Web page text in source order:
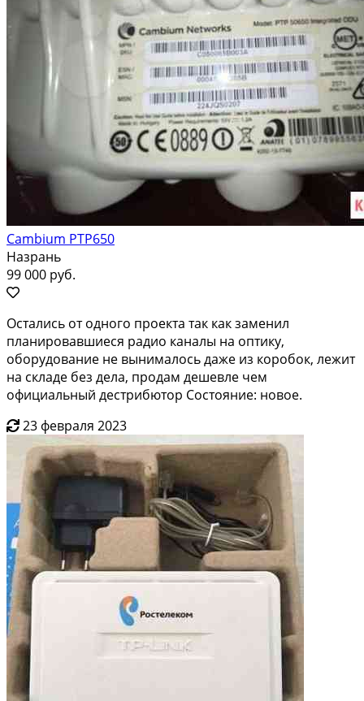
Cambium PTP650
Назрань
99 000 руб.
Остались от одного проекта так как заменил
планировавшиеся радио каналы на оптику,
оборудование не вынималось даже из коробок, лежит
на складе без дела, продам дешевле чем
официальный дестрибютор Состояние: новое.
23 февраля 2023